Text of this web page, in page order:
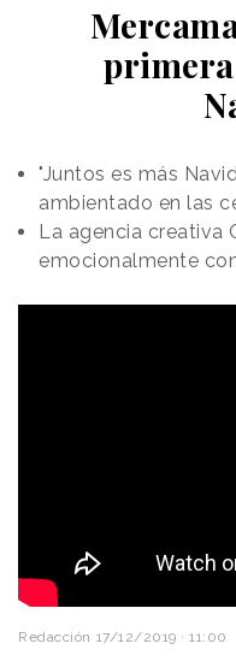
"Juntos es más
ambientado en las
La agencia creativa
emocionalmente
Redacción 17/12/2019 · 11:00